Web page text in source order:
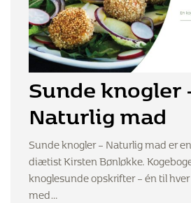
Sunde knogler
Naturlig mad
Sunde knogler – Naturlig mad er
diætist Kirsten Bønløkke.
knoglesunde opskrifter – én til
med…